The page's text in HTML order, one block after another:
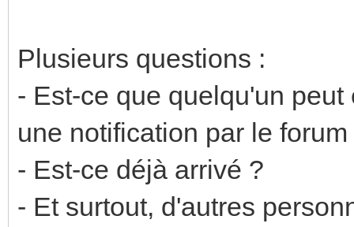
Plusieurs questions :
- Est-ce que quelqu'un
une notification par le
- Est-ce déjà arrivé ?
- Et surtout, d'autres